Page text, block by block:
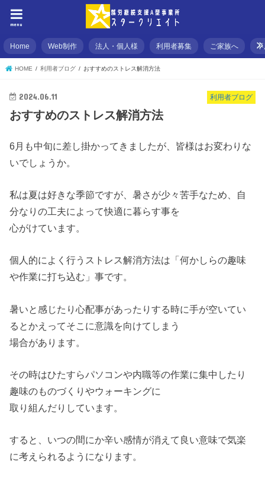
menu
Home Web制作 法人・個人様 利用者募集 ご家族へ
HOME 利用者ブログ おすすめのストレス解消方法
利用者ブログ
2024.06.11
おすすめのストレス解消方法
6月も中旬に差し掛かってきましたが、皆様はお変わりな
いでしょうか。
私は夏は好きな季節ですが、暑さが少々苦手なため、自
分なりの工夫によって快適に暮らす事を
心がけています。
個人的によく行うストレス解消方法は「何かしらの趣味
や作業に打ち込む」事です。
暑いと感じたり心配事があったりする時に手が空いてい
るとかえってそこに意識を向けてしまう
場合があります。
その時はひたすらパソコンや内職等の作業に集中したり
趣味のものづくりやウォーキングに
取り組んだりしています。
すると、いつの間にか辛い感情が消えて良い意味で気楽
に考えられるようになります。